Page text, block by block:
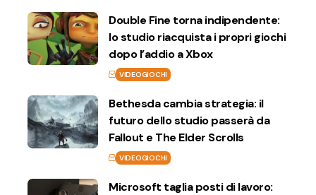
Double Fine torna indipendente:
lo studio riacquista i propri giochi
dopo l’addio a Xbox
VIDEOGIOCHI
Bethesda cambia strategia: il
futuro dello studio passerà da
Fallout e The Elder Scrolls
VIDEOGIOCHI
Microsoft taglia posti di lavoro: